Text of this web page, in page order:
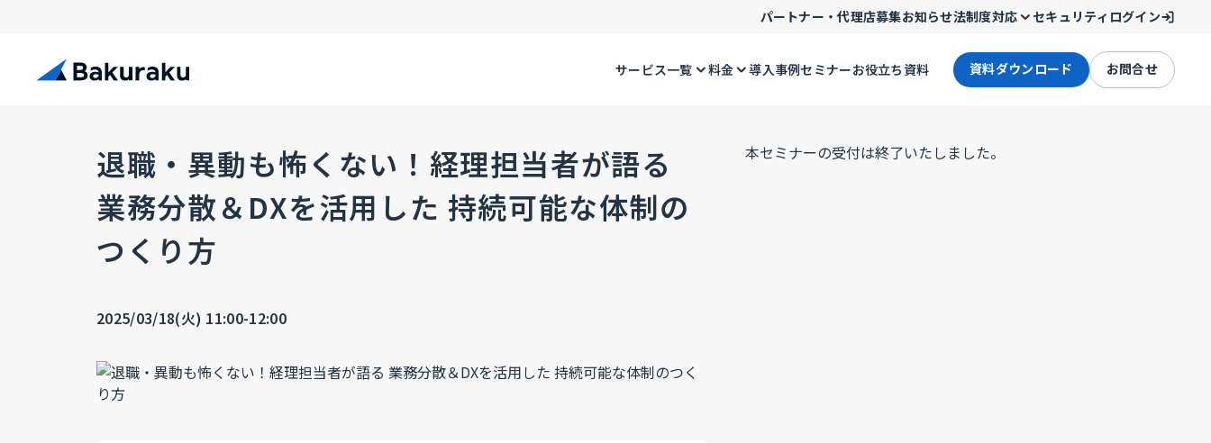
パートナー・代理店募集お知らせ法制度対応 セキュリティ ログイン
サービス一覧 料金 導入事例セミナーお役立ち資料 資料ダウンロード お問合せ
退職・異動も怖くない！経理担当者が語る
業務分散＆DXを活用した 持続可能な体制の
つくり方
2025/03/18(火) 11:00-12:00
本セミナーの受付は終了いたしました。